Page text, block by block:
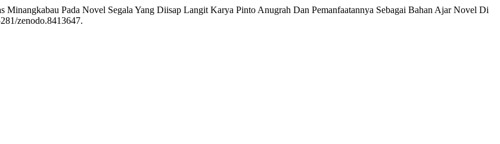
Pada Novel Segala Yang Diisap Langit Karya Pinto Anugrah Dan Pemanfaatannya Sebagai Bahan Ajar Novel Di
zenodo.8413647.